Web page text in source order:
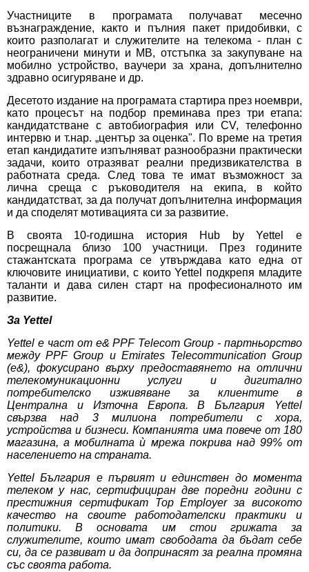
Участниците в програмата получават месечно
възнаграждение, както и пълния пакет придобивки, с
които разполагат и служителите на телекома - план с
неограничени минути и MB, отстъпка за закупуване на
мобилно устройство, ваучери за храна, допълнително
здравно осигуряване и др.
Десетото издание на програмата стартира през ноември,
като процесът на подбор преминава през три етапа:
кандидатстване с автобиография или CV, телефонно
интервю и т.нар. „център за оценка". По време на третия
етап кандидатите изпълняват разнообразни практически
задачи, които отразяват реални предизвикателства в
работната среда. След това те имат възможност за
лична среща с ръководителя на екипа, в който
кандидатстват, за да получат допълнителна информация
и да споделят мотивацията си за развитие.
В своята 10-годишна история Hub by Yettel е
посрещнала близо 100 участници. През годините
стажантската програма се утвърждава като една от
ключовите инициативи, с които Yettel подкрепя младите
таланти и дава силен старт на професионалното им
развитие.
За Yettel
Yettel е част от e& PPF Telecom Group - партньорство
между PPF Group и Emirates Telecommunication Group
(e&), фокусирано върху предоставянето на отлични
телекомуникационни услуги и дигитално
потребителско изживяване за клиентите в
Централна и Източна Европа. В България Yettel
свързва над 3 милиона потребители с хора,
устройства и бизнеси. Компанията има повече от 180
магазина, а мобилната ѝ мрежа покрива над 99% от
населението на страната.
Yettel България е първият и единствен до момента
телеком у нас, сертифициран две поредни години с
престижния сертификат Top Employer за високото
качество на своите работодателски практики и
политики. В основата им стои грижата за
служителите, които имат свободата да бъдат себе
си, да се развиват и да допринасят за реална промяна
със своята работа.